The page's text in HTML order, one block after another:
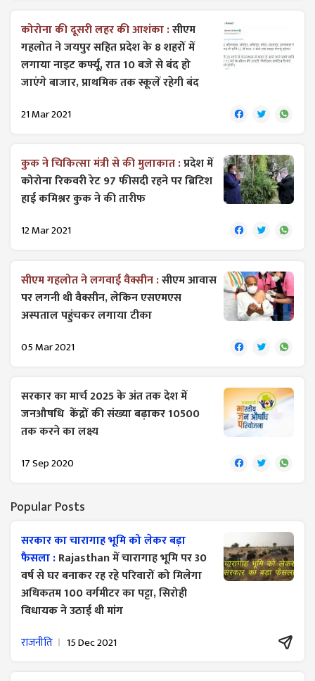
कोरोना की दूसरी लहर की आशंका :सीएम
गहलोत ने जयपुर सहित प्रदेश के 8 शहरों में
लगाया नाइट कर्फ्यू, रात 10 बजे से बंद हो
जाएंगे बाजार, प्राथमिक तक स्कूलें रहेगी बंद
21 Mar 2021
कुक ने चिकित्सा मंत्री से की मुलाकात :प्रदेश में
कोरोना रिकवरी रेट 97 फीसदी रहने पर ब्रिटिश
हाई कमिश्नर कुक ने की तारीफ
12 Mar 2021
सीएम गहलोत ने लगवाई वैक्सीन :सीएम आवास
पर लगनी थी वैक्सीन, लेकिन एसएमएस
अस्पताल पहुंचकर लगाया टीका
05 Mar 2021
सरकार का मार्च 2025 के अंत तक देश में
जनऔषधि केंद्रों की संख्या बढ़ाकर 10500
तक करने का लक्ष्य
17 Sep 2020
Popular Posts
सरकार का चारागाह भूमि को लेकर बड़ा
फैसला :Rajasthan में चारागाह भूमि पर 30
वर्ष से घर बनाकर रह रहे परिवारों को मिलेगा
अधिकतम 100 वर्गमीटर का पट्टा, सिरोही
विधायक ने उठाई थी मांग
राजनीति 15 Dec 2021